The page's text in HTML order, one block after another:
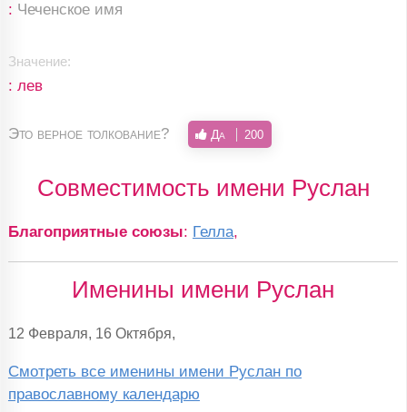
: Чеченское имя
Значение:
: лев
Это верное толкование? Да 200
Совместимость имени Руслан
Благоприятные союзы: Гелла,
Именины имени Руслан
12 Февраля, 16 Октября,
Смотреть все именины имени Руслан по
православному календарю